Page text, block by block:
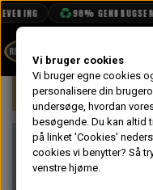
98%
BOOK TID
PROJEKTER
TEKNISK DATA
Forside Mini
Vi bruger cookies
Vi bruger egne cookies
personalisere din
undersøge, hvordan
besøgende. Du kan altid
på linket 'Cookies'
cookies vi benytter? Så
venstre hjørne.